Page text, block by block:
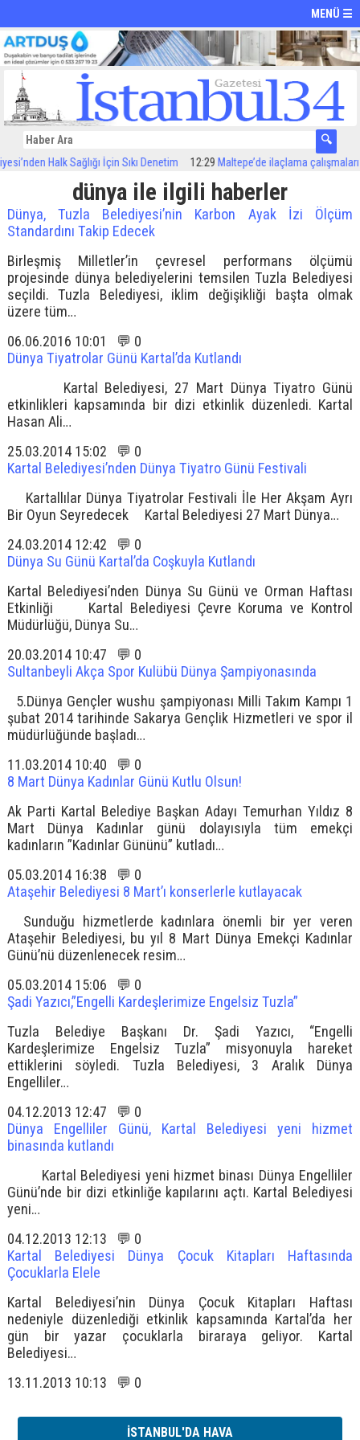
MENÜ ☰
Halk Sağlığı İçin Sıkı Denetim 12:29 Maltepe’de ilaçlama çalışmaları
dünya ile ilgili haberler
Dünya, Tuzla Belediyesi’nin Karbon Ayak İzi Ölçüm
Standardını Takip Edecek
Birleşmiş Milletler’in çevresel performans ölçümü
projesinde dünya belediyelerini temsilen Tuzla Belediyesi
seçildi. Tuzla Belediyesi, iklim değişikliği başta olmak
üzere tüm…
06.06.2016 10:01 💬 0
Dünya Tiyatrolar Günü Kartal’da Kutlandı
Kartal Belediyesi, 27 Mart Dünya Tiyatro Günü
etkinlikleri kapsamında bir dizi etkinlik düzenledi. Kartal
Hasan Ali…
25.03.2014 15:02 💬 0
Kartal Belediyesi’nden Dünya Tiyatro Günü Festivali
Kartallılar Dünya Tiyatrolar Festivali İle Her Akşam Ayrı
Bir Oyun Seyredecek Kartal Belediyesi 27 Mart Dünya…
24.03.2014 12:42 💬 0
Dünya Su Günü Kartal’da Coşkuyla Kutlandı
Kartal Belediyesi’nden Dünya Su Günü ve Orman Haftası
Etkinliği Kartal Belediyesi Çevre Koruma ve Kontrol
Müdürlüğü, Dünya Su…
20.03.2014 10:47 💬 0
Sultanbeyli Akça Spor Kulübü Dünya Şampiyonasında
5.Dünya Gençler wushu şampiyonası Milli Takım Kampı 1
şubat 2014 tarihinde Sakarya Gençlik Hizmetleri ve spor il
müdürlüğünde başladı…
11.03.2014 10:40 💬 0
8 Mart Dünya Kadınlar Günü Kutlu Olsun!
Ak Parti Kartal Belediye Başkan Adayı Temurhan Yıldız 8
Mart Dünya Kadınlar günü dolayısıyla tüm emekçi
kadınların ”Kadınlar Gününü” kutladı…
05.03.2014 16:38 💬 0
Ataşehir Belediyesi 8 Mart’ı konserlerle kutlayacak
Sunduğu hizmetlerde kadınlara önemli bir yer veren
Ataşehir Belediyesi, bu yıl 8 Mart Dünya Emekçi Kadınlar
Günü’nü düzenlenecek resim…
05.03.2014 15:06 💬 0
Şadi Yazıcı,”Engelli Kardeşlerimize Engelsiz Tuzla”
Tuzla Belediye Başkanı Dr. Şadi Yazıcı, “Engelli
Kardeşlerimize Engelsiz Tuzla” misyonuyla hareket
ettiklerini söyledi. Tuzla Belediyesi, 3 Aralık Dünya
Engelliler…
04.12.2013 12:47 💬 0
Dünya Engelliler Günü, Kartal Belediyesi yeni hizmet
binasında kutlandı
Kartal Belediyesi yeni hizmet binası Dünya Engelliler
Günü’nde bir dizi etkinliğe kapılarını açtı. Kartal Belediyesi
yeni…
04.12.2013 12:13 💬 0
Kartal Belediyesi Dünya Çocuk Kitapları Haftasında
Çocuklarla Elele
Kartal Belediyesi’nin Dünya Çocuk Kitapları Haftası
nedeniyle düzenlediği etkinlik kapsamında Kartal’da her
gün bir yazar çocuklarla biraraya geliyor. Kartal
Belediyesi…
13.11.2013 10:13 💬 0
İSTANBUL'DA HAVA